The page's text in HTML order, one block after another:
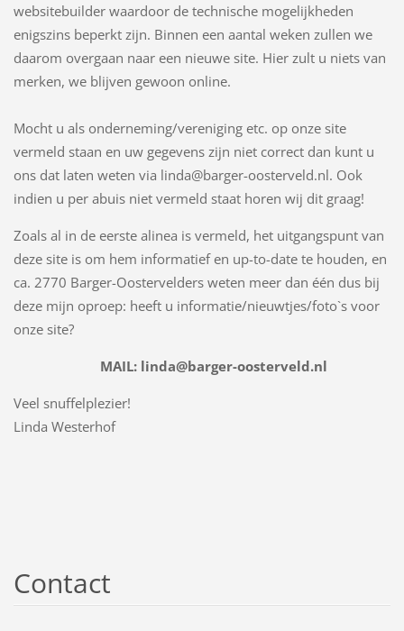
websitebuilder waardoor de technische mogelijkheden
enigszins beperkt zijn. Binnen een aantal weken zullen we
daarom overgaan naar een nieuwe site. Hier zult u niets van
merken, we blijven gewoon online.
Mocht u als onderneming/vereniging etc. op onze site
vermeld staan en uw gegevens zijn niet correct dan kunt u
ons dat laten weten via linda@barger-oosterveld.nl. Ook
indien u per abuis niet vermeld staat horen wij dit graag!
Zoals al in de eerste alinea is vermeld, het uitgangspunt van
deze site is om hem informatief en up-to-date te houden, en
ca. 2770 Barger-Oostervelders weten meer dan één dus bij
deze mijn oproep: heeft u informatie/nieuwtjes/foto`s voor
onze site?
MAIL: linda@barger-oosterveld.nl
Veel snuffelplezier!
Linda Westerhof
Contact